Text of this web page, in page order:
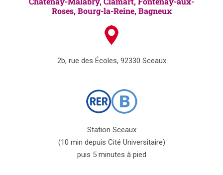
Roses, Bourg-la-Reine, Bagneux
2b, rue des Écoles, 92330 Sceaux
Station Sceaux
(10 min depuis Cité Universitaire)
puis 5 minutes à pied